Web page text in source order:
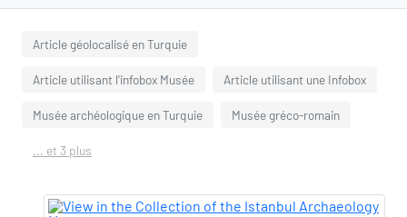
Article géolocalisé en Turquie
Article utilisant l'infobox Musée Article utilisant une Infobox
Musée archéologique en Turquie Musée gréco-romain
... et 3 plus